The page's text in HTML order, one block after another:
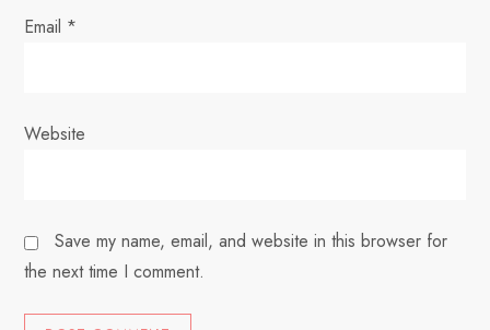
Email *
Website
Save my name, email, and website in this browser for
the next time I comment.